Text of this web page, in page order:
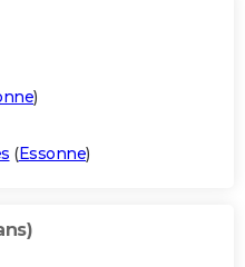
)
(Essonne)